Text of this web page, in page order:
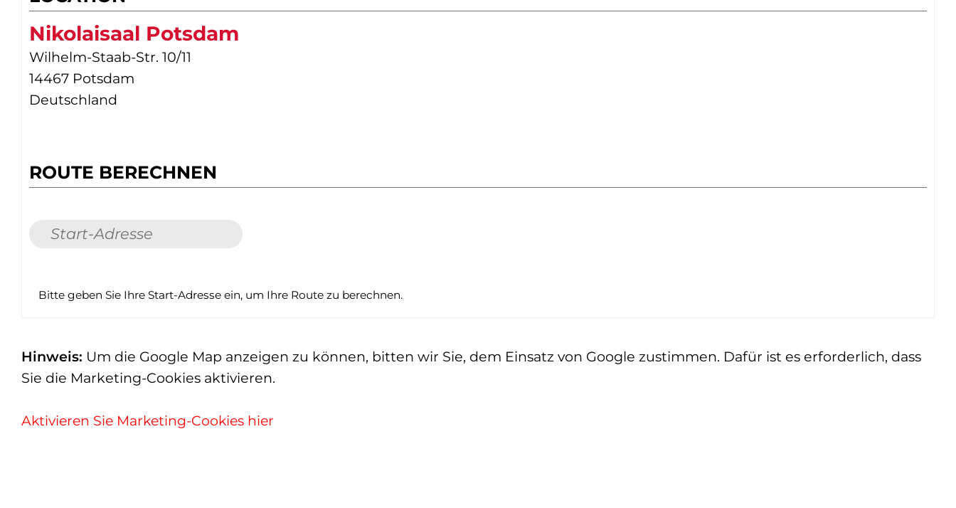
Nikolaisaal Potsdam
Wilhelm-Staab-Str. 10/11
14467 Potsdam
Deutschland
ROUTE BERECHNEN
Bitte geben Sie Ihre Start-Adresse ein, um Ihre Route zu berechnen.
Hinweis: Um die Google Map anzeigen zu können, bitten wir Sie, dem Einsatz von Google zustimmen. Dafür ist es erforderlich, dass
Sie die Marketing-Cookies aktivieren.
Aktivieren Sie Marketing-Cookies hier